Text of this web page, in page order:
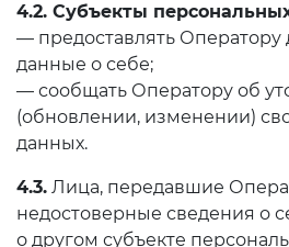
4.2. Субъекты
— предоставлять Оператору
данные о себе;
— сообщать Оператору об
(обновлении, изменении)
данных.
4.3. Лица, передавшие
недостоверные сведения о
о другом субъекте